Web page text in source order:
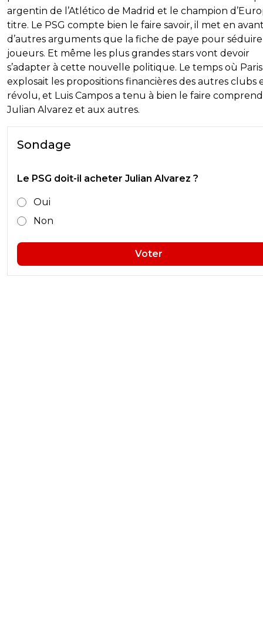
argentin de l’Atlético de Madrid et le champion
titre. Le PSG compte bien le faire savoir, il met en
d’autres arguments que la fiche de paye pour
joueurs. Et même les plus grandes stars vont devoir
s’adapter à cette nouvelle politique. Le temps où Paris
explosait les propositions financières des autres clubs
révolu, et Luis Campos a tenu à bien le faire
Julian Alvarez et aux autres.
Sondage
Le PSG doit-il acheter Julian Alvarez ?
Oui
Non
Voter